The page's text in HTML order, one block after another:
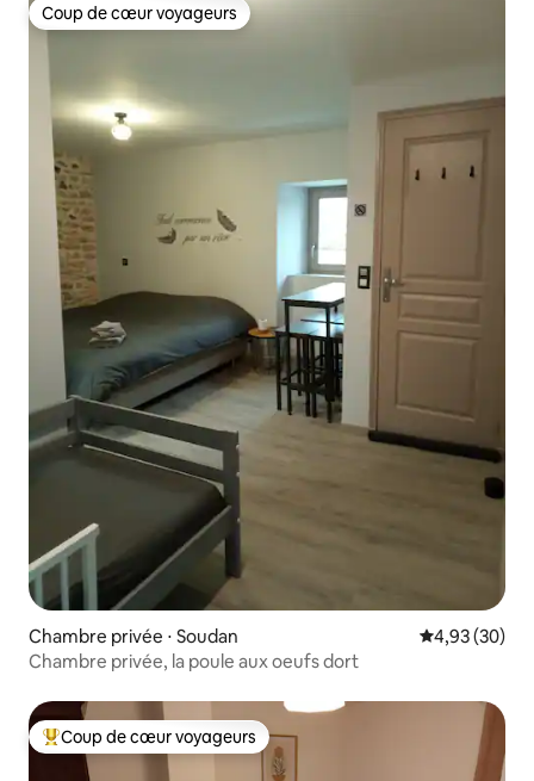
Coup de cœur voyageurs
Coup de cœur voyageurs
Chambre privée ⋅ Soudan Évaluation
4,93 (30)
Chambre privée, la poule aux oeufs dort
Coups de cœur voyageurs les plus appréciés
Coup de cœur voyageurs